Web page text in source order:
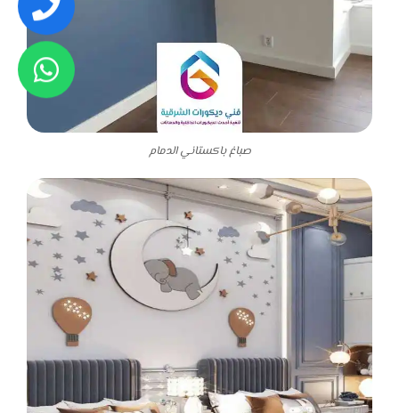
صباغ باكستاني الدمام